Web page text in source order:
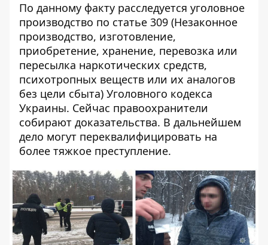
По данному факту расследуется уголовное
производство по статье 309 (Незаконное
производство, изготовление,
приобретение, хранение, перевозка или
пересылка наркотических средств,
психотропных веществ или их аналогов
без цели сбыта) Уголовного кодекса
Украины. Сейчас правоохранители
собирают доказательства. В дальнейшем
дело могут переквалифицировать на
более тяжкое преступление.